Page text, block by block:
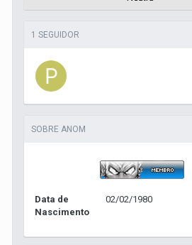
1 SEGUIDOR
SOBRE ANOM
Data de
Nascimento
02/02/1980